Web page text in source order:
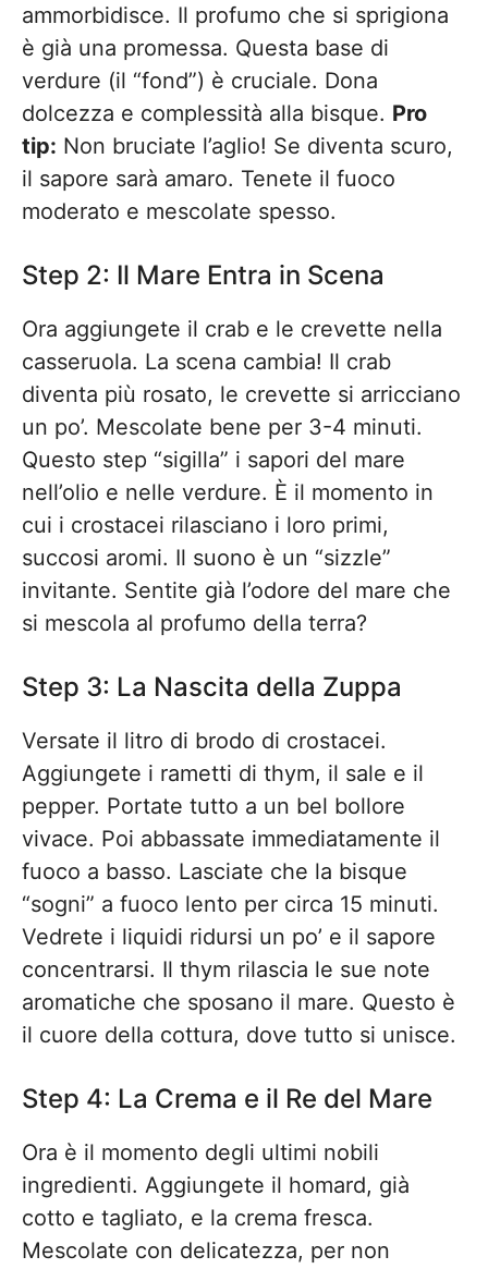
ammorbidisce. Il profumo che si sprigiona
è già una promessa. Questa base di
verdure (il “fond”) è cruciale. Dona
dolcezza e complessità alla bisque. Pro
tip: Non bruciate l’aglio! Se diventa scuro,
il sapore sarà amaro. Tenete il fuoco
moderato e mescolate spesso.
Step 2: Il Mare Entra in Scena
Ora aggiungete il crab e le crevette nella
casseruola. La scena cambia! Il crab
diventa più rosato, le crevette si arricciano
un po’. Mescolate bene per 3-4 minuti.
Questo step “sigilla” i sapori del mare
nell’olio e nelle verdure. È il momento in
cui i crostacei rilasciano i loro primi,
succosi aromi. Il suono è un “sizzle”
invitante. Sentite già l’odore del mare che
si mescola al profumo della terra?
Step 3: La Nascita della Zuppa
Versate il litro di brodo di crostacei.
Aggiungete i rametti di thym, il sale e il
pepper. Portate tutto a un bel bollore
vivace. Poi abbassate immediatamente il
fuoco a basso. Lasciate che la bisque
“sogni” a fuoco lento per circa 15 minuti.
Vedrete i liquidi ridursi un po’ e il sapore
concentrarsi. Il thym rilascia le sue note
aromatiche che sposano il mare. Questo è
il cuore della cottura, dove tutto si unisce.
Step 4: La Crema e il Re del Mare
Ora è il momento degli ultimi nobili
ingredienti. Aggiungete il homard, già
cotto e tagliato, e la crema fresca.
Mescolate con delicatezza, per non